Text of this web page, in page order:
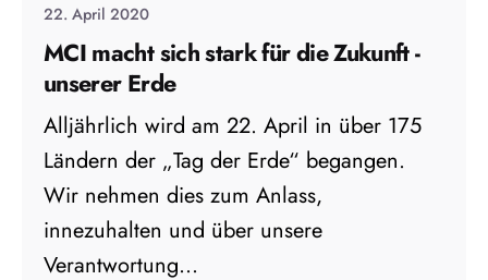
22. April 2020
MCI macht sich stark für die Zukunft -
unserer Erde
Alljährlich wird am 22. April in über 175
Ländern der „Tag der Erde“ begangen.
Wir nehmen dies zum Anlass,
innezuhalten und über unsere
Verantwortung...